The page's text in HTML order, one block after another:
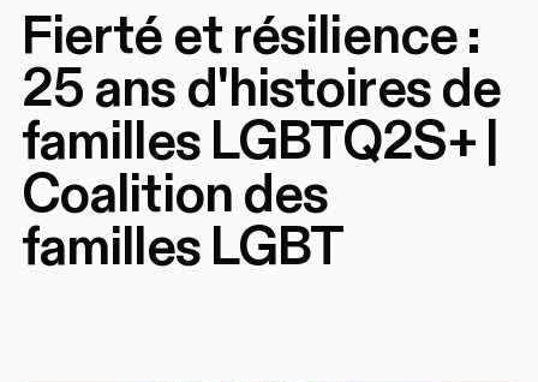
Fierté et résilience :
25 ans d'histoires de
familles LGBTQ2S+ |
Coalition des
familles LGBT